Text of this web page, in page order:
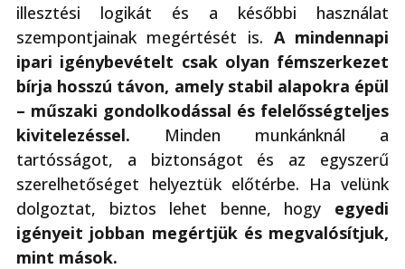
illesztési logikát és a későbbi használat
szempontjainak megértését is. A mindennapi
ipari igénybevételt csak olyan fémszerkezet
bírja hosszú távon, amely stabil alapokra épül
– műszaki gondolkodással és felelősségteljes
kivitelezéssel. Minden munkánknál a
tartósságot, a biztonságot és az egyszerű
szerelhetőséget helyeztük előtérbe. Ha velünk
dolgoztat, biztos lehet benne, hogy egyedi
igényeit jobban megértjük és megvalósítjuk,
mint mások.